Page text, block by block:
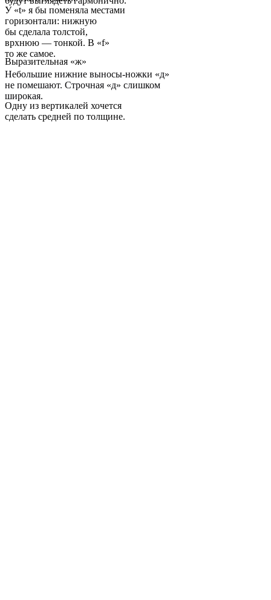
У «t» я бы поменяла местами
горизонтали: нижную
бы сделала толстой,
врхнюю — тонкой. В «f»
то же самое.
Выразительная «ж»
Небольшие нижние выносы-ножки «д»
не помешают. Строчная «д» слишком
широкая.
Одну из вертикалей хочется
сделать средней по толщине.